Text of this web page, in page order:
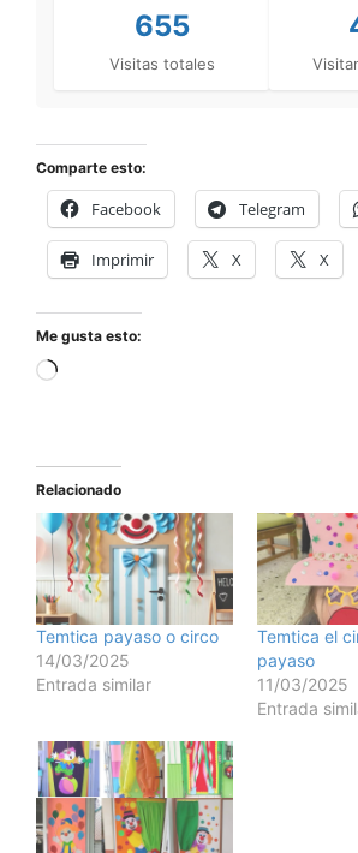
655
Visitas totales
Comparte esto:
Facebook Telegram
Imprimir X X
Me gusta esto:
Relacionado
Temtica payaso o circo
14/03/2025
Entrada similar
Temtica el
payaso
11/03/2025
Entrada